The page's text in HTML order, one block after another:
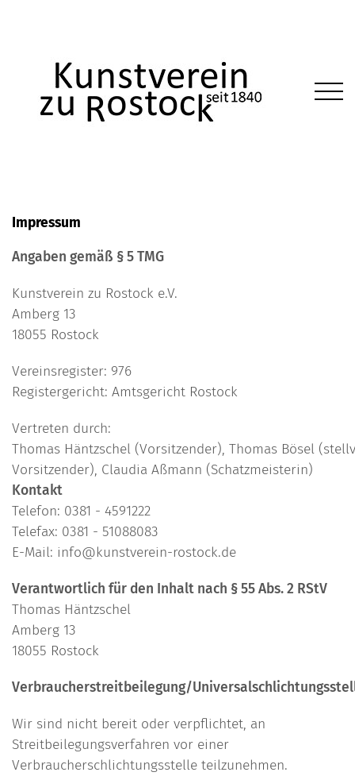
Impressum
Angaben gemäß § 5 TMG
Kunstverein zu Rostock e.V.
Amberg 13
18055 Rostock
Vereinsregister: 976
Registergericht: Amtsgericht Rostock
Vertreten durch:
Thomas Häntzschel (Vorsitzender), Thomas Bösel
Vorsitzender), Claudia Aßmann (Schatzmeisterin)
Kontakt
Telefon: 0381 - 4591222
Telefax: 0381 - 51088083
E-Mail: info@kunstverein-rostock.de
Verantwortlich für den Inhalt nach § 55 Abs. 2 RStV
Thomas Häntzschel
Amberg 13
18055 Rostock
Verbraucherstreitbeilegung/
Wir sind nicht bereit oder verpflichtet, an
Streitbeilegungsverfahren vor einer
Verbraucherschlichtungsstelle teilzunehmen.